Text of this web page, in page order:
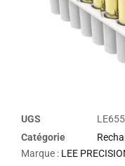
UGS
LE655
Catégorie
Marque : LEE